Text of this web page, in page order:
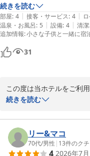
自分の食べれる量を調節でき
残してしまう後ろめたさが
お風呂は気持ちよかったで
続きを読む
部屋: 4 | 接客・サービス: 4 |
温泉・お風呂: 5 | 設備: 4 | 清潔
追加情報:小さな子供と一緒に宿
31
この度は当ホテルをご利
た。
こと、重ねて御礼申し上
夕食のオールバイキング
続きを読む
リー&マコ
70代/男性 | 13件のクチ
4 2026年7